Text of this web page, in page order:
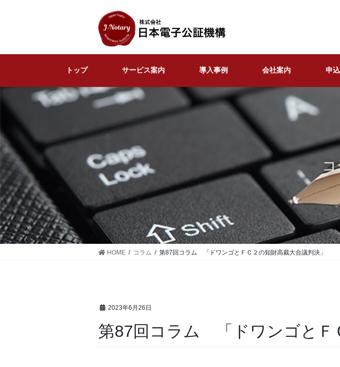
ツ
シ
トップ サービス案内 導入事例 会社案内 申
HOME コラム 第87回コラム 「ドワンゴとＦＣ２の知財高裁大合議判決」
2023年6月26日
第87回コラム 「ドワンゴとＦ